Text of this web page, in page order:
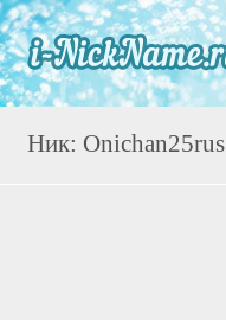
Ник: Onichan25rus